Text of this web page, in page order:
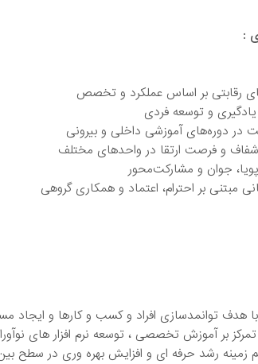
:
رقابتی بر اساس عملکرد و تخصص
و توسعه فردی
در دوره‌های آموزشی داخلی و بیرونی
و فرصت ارتقا در واحدهای مختلف
جوان و مشارکت‌محور
مبتنی بر احترام، اعتماد و همکاری گروهی
توانمدسازی افراد و کسب و کارها و ایجاد
بر آموزش تخصصی ، توسعه نرم افزار های
رشد حرفه ای و افزایش بهره وری در سطح بین